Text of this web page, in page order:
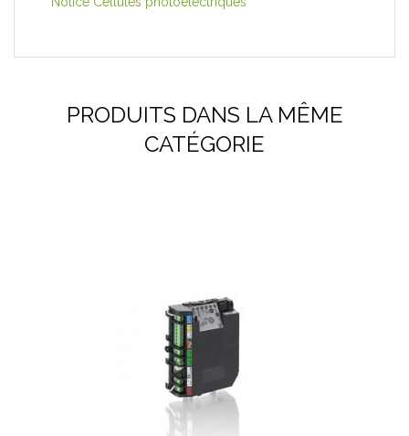
PRODUITS DANS LA MÊME
CATÉGORIE